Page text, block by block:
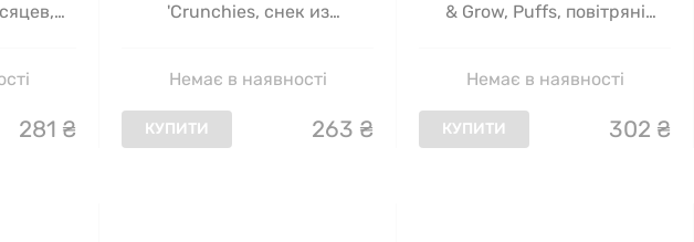
281 ₴
'Crunchies, снек из
42 г
Немає в наявності
КУПИТИ 263 ₴
& Grow, Puffs, повітряні
Немає в наявності
КУПИТИ 302 ₴